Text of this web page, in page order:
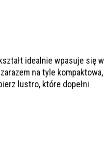
idealnie wpasuje się w
na tyle kompaktowa,
lustro, które dopełni